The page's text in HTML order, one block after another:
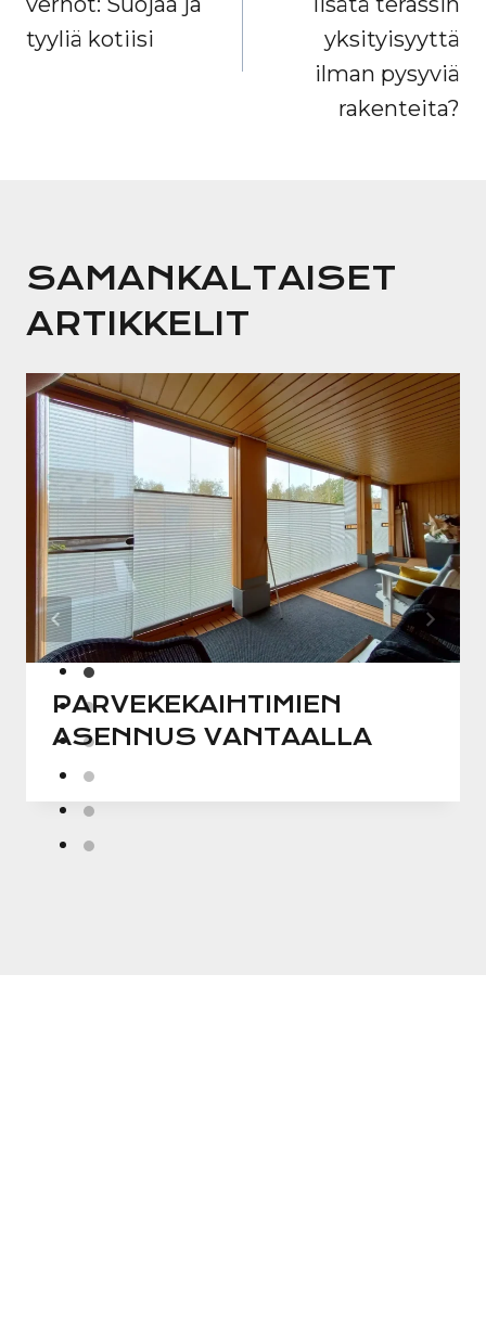
tyyliä kotiisi
yksityisyyttä
ilman pysyviä
rakenteita?
SAMANKALTAISET
ARTIKKELIT
PARVEKEKAIHTIMIEN
ASENNUS VANTAALLA